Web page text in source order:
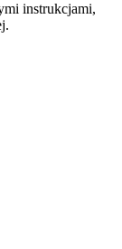
instrukcjami,